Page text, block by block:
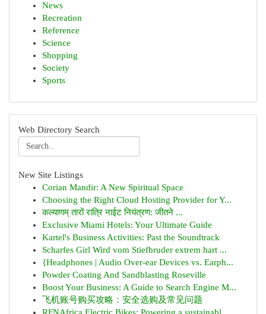
News
Recreation
Reference
Science
Shopping
Society
Sports
Web Directory Search
New Site Listings
Corian Mandir: A New Spiritual Space
Choosing the Right Cloud Hosting Provider for Y...
कल्याणम् तारों रात्रि नाईट नियंत्रण: जीतने ...
Exclusive Miami Hotels: Your Ultimate Guide
Kartel's Business Activities: Past the Soundtrack
Scharfes Girl Wird vom Stiefbruder extrem hart ...
{Headphones | Audio Over-ear Devices vs. Earph...
Powder Coating And Sandblasting Roseville
Boost Your Business: A Guide to Search Engine M...
飞机账号购买攻略：安全选购及常见问题